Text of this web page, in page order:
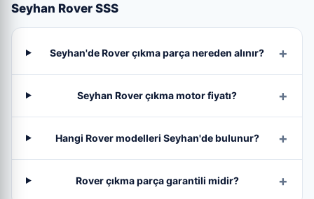
Seyhan Rover SSS
Seyhan'de Rover çıkma parça nereden alınır?
Seyhan Rover çıkma motor fiyatı?
Hangi Rover modelleri Seyhan'de bulunur?
Rover çıkma parça garantili midir?